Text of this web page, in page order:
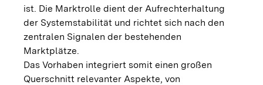
ist. Die Marktrolle dient der Aufrechterhaltung
der Systemstabilität und richtet sich nach den
zentralen Signalen der bestehenden
Marktplätze.
Das Vorhaben integriert somit einen großen
Querschnitt relevanter Aspekte, von